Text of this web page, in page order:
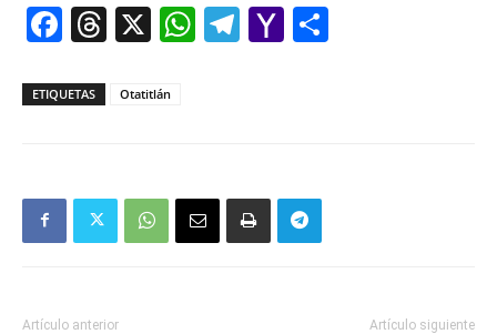
Facebook
Threads
X WhatsApp
Telegram
Yahoo
ETIQUETAS Otatitlán
Artículo anterior Artículo siguiente